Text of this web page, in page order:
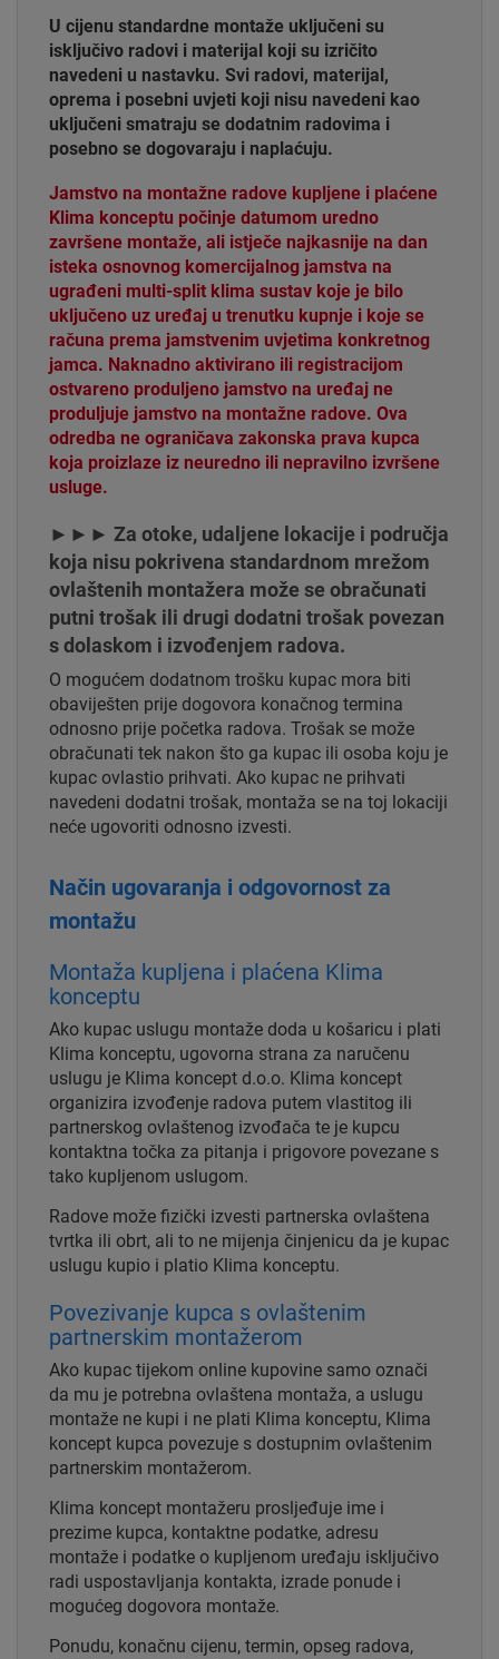
U cijenu standardne montaže uključeni su
isključivo radovi i materijal koji su izričito
navedeni u nastavku. Svi radovi, materijal,
oprema i posebni uvjeti koji nisu navedeni kao
uključeni smatraju se dodatnim radovima i
posebno se dogovaraju i naplaćuju.
Jamstvo na montažne radove kupljene i plaćene
Klima konceptu počinje datumom uredno
završene montaže, ali istječe najkasnije na dan
isteka osnovnog komercijalnog jamstva na
ugrađeni multi-split klima sustav koje je bilo
uključeno uz uređaj u trenutku kupnje i koje se
računa prema jamstvenim uvjetima konkretnog
jamca. Naknadno aktivirano ili registracijom
ostvareno produljeno jamstvo na uređaj ne
produljuje jamstvo na montažne radove. Ova
odredba ne ograničava zakonska prava kupca
koja proizlaze iz neuredno ili nepravilno izvršene
usluge.
►►► Za otoke, udaljene lokacije i područja
koja nisu pokrivena standardnom mrežom
ovlaštenih montažera može se obračunati
putni trošak ili drugi dodatni trošak povezan
s dolaskom i izvođenjem radova.
O mogućem dodatnom trošku kupac mora biti
obaviješten prije dogovora konačnog termina
odnosno prije početka radova. Trošak se može
obračunati tek nakon što ga kupac ili osoba koju je
kupac ovlastio prihvati. Ako kupac ne prihvati
navedeni dodatni trošak, montaža se na toj lokaciji
neće ugovoriti odnosno izvesti.
Način ugovaranja i odgovornost za
montažu
Montaža kupljena i plaćena Klima
konceptu
Ako kupac uslugu montaže doda u košaricu i plati
Klima konceptu, ugovorna strana za naručenu
uslugu je Klima koncept d.o.o. Klima koncept
organizira izvođenje radova putem vlastitog ili
partnerskog ovlaštenog izvođača te je kupcu
kontaktna točka za pitanja i prigovore povezane s
tako kupljenom uslugom.
Radove može fizički izvesti partnerska ovlaštena
tvrtka ili obrt, ali to ne mijenja činjenicu da je kupac
uslugu kupio i platio Klima konceptu.
Povezivanje kupca s ovlaštenim
partnerskim montažerom
Ako kupac tijekom online kupovine samo označi
da mu je potrebna ovlaštena montaža, a uslugu
montaže ne kupi i ne plati Klima konceptu, Klima
koncept kupca povezuje s dostupnim ovlaštenim
partnerskim montažerom.
Klima koncept montažeru prosljeđuje ime i
prezime kupca, kontaktne podatke, adresu
montaže i podatke o kupljenom uređaju isključivo
radi uspostavljanja kontakta, izrade ponude i
mogućeg dogovora montaže.
Ponudu, konačnu cijenu, termin, opseg radova,